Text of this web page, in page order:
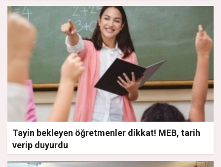
Tayin bekleyen öğretmenler dikkat! MEB, tarih
verip duyurdu